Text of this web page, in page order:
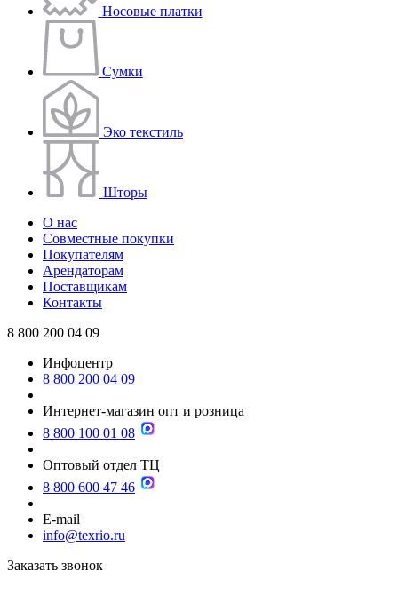
Носовые платки
Сумки
Эко текстиль
Шторы
О нас
Совместные покупки
Покупателям
Арендаторам
Поставщикам
Контакты
8 800 200 04 09
Инфоцентр
8 800 200 04 09
Интернет-магазин опт и розница
8 800 100 01 08
Оптовый отдел ТЦ
8 800 600 47 46
E-mail
info@texrio.ru
Заказать звонок